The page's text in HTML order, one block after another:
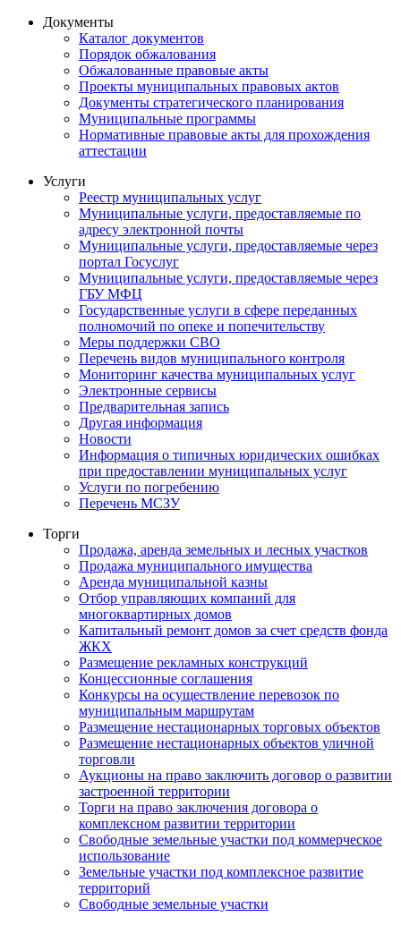
Документы
Каталог документов
Порядок обжалования
Обжалованные правовые акты
Проекты муниципальных правовых актов
Документы стратегического планирования
Муниципальные программы
Нормативные правовые акты для прохождения
аттестации
Услуги
Реестр муниципальных услуг
Муниципальные услуги, предоставляемые по
адресу электронной почты
Муниципальные услуги, предоставляемые через
портал Госуслуг
Муниципальные услуги, предоставляемые через
ГБУ МФЦ
Государственные услуги в сфере переданных
полномочий по опеке и попечительству
Меры поддержки СВО
Перечень видов муниципального контроля
Мониторинг качества муниципальных услуг
Электронные сервисы
Предварительная запись
Другая информация
Новости
Информация о типичных юридических ошибках
при предоставлении муниципальных услуг
Услуги по погребению
Перечень МСЗУ
Торги
Продажа, аренда земельных и лесных участков
Продажа муниципального имущества
Аренда муниципальной казны
Отбор управляющих компаний для
многоквартирных домов
Капитальный ремонт домов за счет средств фонда
ЖКХ
Размещение рекламных конструкций
Концессионные соглашения
Конкурсы на осуществление перевозок по
муниципальным маршрутам
Размещение нестационарных торговых объектов
Размещение нестационарных объектов уличной
торговли
Аукционы на право заключить договор о развитии
застроенной территории
Торги на право заключения договора о
комплексном развитии территории
Свободные земельные участки под коммерческое
использование
Земельные участки под комплексное развитие
территорий
Свободные земельные участки